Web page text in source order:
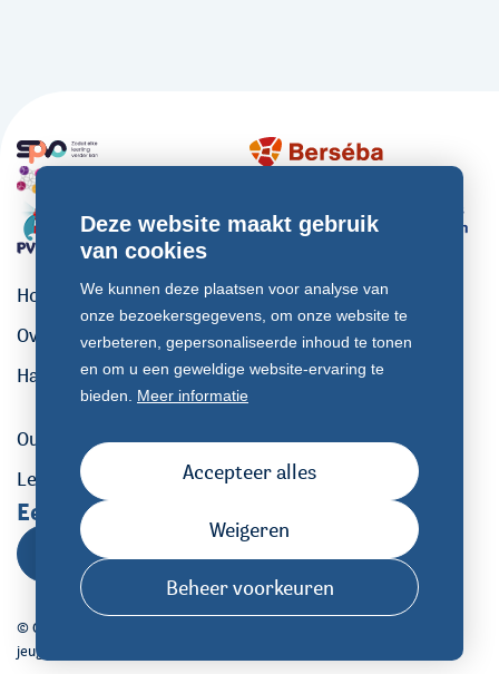
Deze website maakt gebruik
van cookies
We kunnen deze plaatsen voor analyse van
onze bezoekersgegevens, om onze website te
verbeteren, gepersonaliseerde inhoud te tonen
en om u een geweldige website-ervaring te
bieden. Meer informatie
Beheer voorkeuren
Weigeren
Accepteer alles
Home
Over ons
Handige links
Ouder/verzorger voortgezet onderwijs
Leerling voortgezet onderwijs
Een vraag stellen?
Contact
© Copyright 2026 Zeeland ouder- en
jeugdsteunpunt